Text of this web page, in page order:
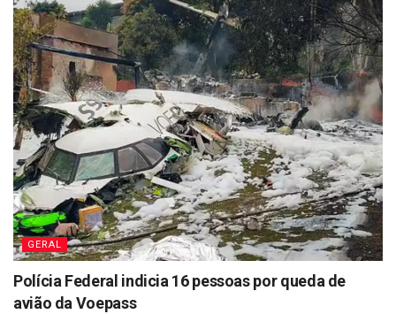
GERAL
Polícia Federal indicia 16 pessoas por queda de
avião da Voepass